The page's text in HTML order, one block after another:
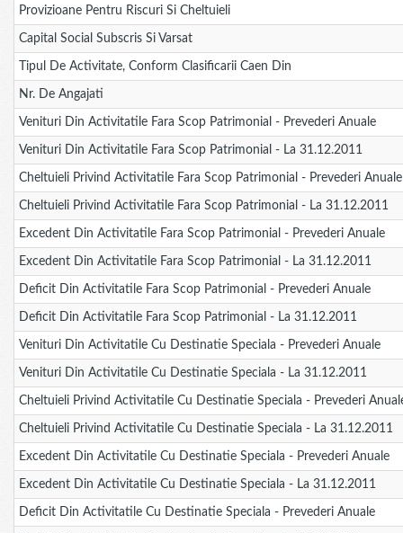
Provizioane Pentru Riscuri Si Cheltuieli
Capital Social Subscris Si Varsat
Tipul De Activitate, Conform Clasificarii Caen Din
Nr. De Angajati
Venituri Din Activitatile Fara Scop Patrimonial - Prevederi Anuale
Venituri Din Activitatile Fara Scop Patrimonial - La 31.12.2011
Cheltuieli Privind Activitatile Fara Scop Patrimonial - Prevederi Anuale
Cheltuieli Privind Activitatile Fara Scop Patrimonial - La 31.12.2011
Excedent Din Activitatile Fara Scop Patrimonial - Prevederi Anuale
Excedent Din Activitatile Fara Scop Patrimonial - La 31.12.2011
Deficit Din Activitatile Fara Scop Patrimonial - Prevederi Anuale
Deficit Din Activitatile Fara Scop Patrimonial - La 31.12.2011
Venituri Din Activitatile Cu Destinatie Speciala - Prevederi Anuale
Venituri Din Activitatile Cu Destinatie Speciala - La 31.12.2011
Cheltuieli Privind Activitatile Cu Destinatie Speciala - Prevederi
Cheltuieli Privind Activitatile Cu Destinatie Speciala - La 31.12.2011
Excedent Din Activitatile Cu Destinatie Speciala - Prevederi Anuale
Excedent Din Activitatile Cu Destinatie Speciala - La 31.12.2011
Deficit Din Activitatile Cu Destinatie Speciala - Prevederi Anuale